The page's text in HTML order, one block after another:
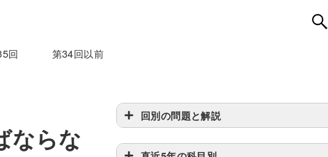
回 第34回以前
ならな
回別の問題と解説